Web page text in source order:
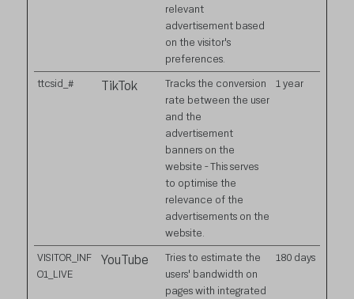
relevant
advertisement based
on the visitor's
preferences.
ttcsid_# TikTok
Tracks the conversion
rate between the user
and the
advertisement
banners on the
website - This serves
to optimise the
relevance of the
advertisements on the
website.
1 year
VISITOR_INF
O1_LIVE
YouTube
Tries to estimate the
users' bandwidth on
pages with integrated
180 days